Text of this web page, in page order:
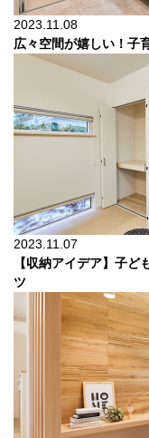
2023.11.08
広々空間が嬉しい！子
2023.11.07
【収納アイデア】子
ツ